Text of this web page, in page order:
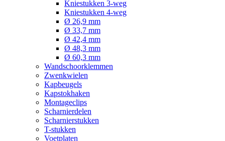
Kniestukken 3-weg
Kniestukken 4-weg
Ø 26,9 mm
Ø 33,7 mm
Ø 42,4 mm
Ø 48,3 mm
Ø 60,3 mm
Wandschoorklemmen
Zwenkwielen
Kapbeugels
Kapstokhaken
Montageclips
Scharnierdelen
Scharnierstukken
T-stukken
Voetplaten